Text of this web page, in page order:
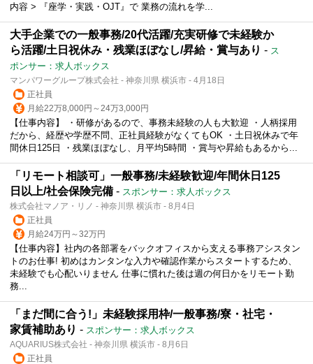
内容 > 『座学・実践・OJT』で 業務の流れを学...
大手企業での一般事務/20代活躍/充実研修で未経験か
ら活躍/土日祝休み・残業ほぼなし/昇給・賞与あり - ス
ポンサー：求人ボックス
マンパワーグループ株式会社 - 神奈川県 横浜市 - 4月18日
正社員
月給22万8,000円～24万3,000円
【仕事内容】 ・研修があるので、事務未経験の人も大歓迎 ・人柄採用
だから、経歴や学歴不問、正社員経験がなくてもOK ・土日祝休みで年
間休日125日 ・残業ほぼなし、月平均5時間 ・賞与や昇給もあるから...
「リモート相談可」一般事務/未経験歓迎/年間休日125
日以上/社会保険完備 - スポンサー：求人ボックス
株式会社マノア・リノ - 神奈川県 横浜市 - 8月4日
正社員
月給24万円～32万円
【仕事内容】社内の各部署をバックオフィスから支える事務アシスタン
トのお仕事! 初めはカンタンな入力や確認作業からスタートするため、
未経験でも心配いりません 仕事に慣れた後は週の何日かをリモート勤
務...
「まだ間に合う!」未経験採用枠/一般事務/寮・社宅・
家賃補助あり - スポンサー：求人ボックス
AQUARIUS株式会社 - 神奈川県 横浜市 - 8月6日
正社員